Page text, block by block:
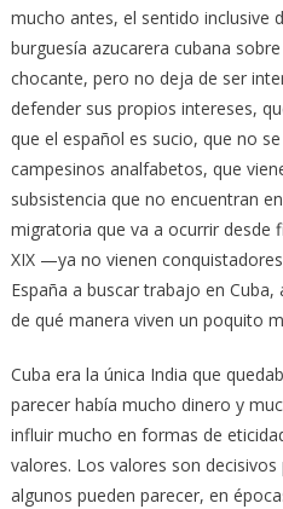
mucho antes, el sentido inclusive
burguesía azucarera cubana
chocante, pero no deja de ser
defender sus propios intereses,
que el español es sucio, que no
campesinos analfabetos, que
subsistencia que no encuentran
migratoria que va a ocurrir desde
XIX —ya no vienen
España a buscar trabajo en
de qué manera viven un poquito
Cuba era la única India que
parecer había mucho dinero y
influir mucho en formas de
valores. Los valores son
algunos pueden parecer, en